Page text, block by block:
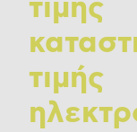
τιμής
τιμής